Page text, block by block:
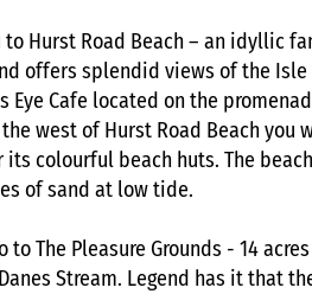
Hurst Road Beach – an idyllic
offers splendid views of the Isle
Cafe located on the
west of Hurst Road Beach you
colourful beach huts. The
of sand at low tide.
The Pleasure Grounds - 14
Stream. Legend has it that